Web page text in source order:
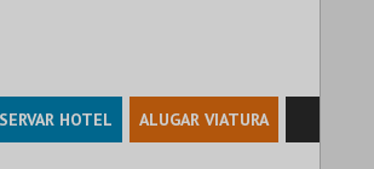
HOTEL ALUGAR VIATURA